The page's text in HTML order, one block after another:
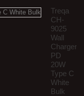
Treqa
CH-
9025
Wall
Charger
PD
20W
Type C
White
Bulk